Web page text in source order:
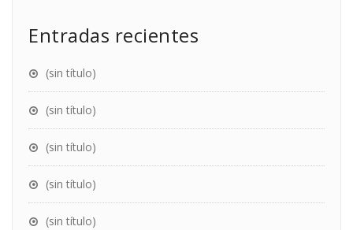
Entradas recientes
(sin título)
(sin título)
(sin título)
(sin título)
(sin título)